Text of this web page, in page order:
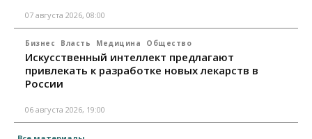
07 августа 2026, 08:00
Бизнес Власть Медицина Общество
Искусственный интеллект предлагают
привлекать к разработке новых лекарств в
России
06 августа 2026, 19:00